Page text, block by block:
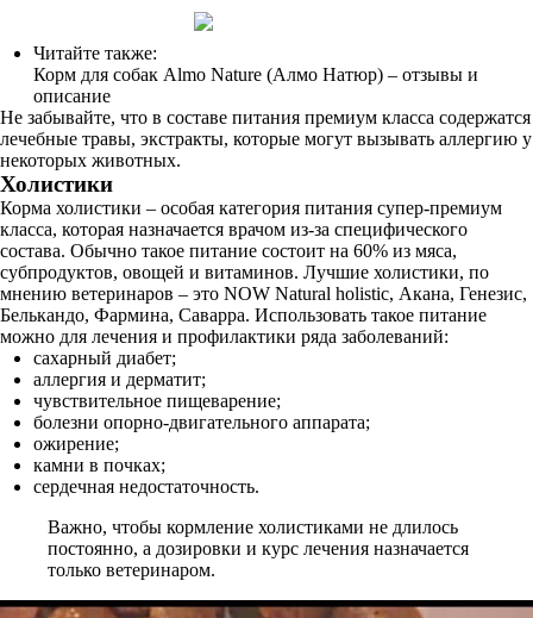
Читайте также:
Корм для собак Almo Nature (Алмо Натюр) – отзывы и
описание
Не забывайте, что в составе питания премиум класса содержатся
лечебные травы, экстракты, которые могут вызывать аллергию у
некоторых животных.
Холистики
Корма холистики – особая категория питания супер-премиум
класса, которая назначается врачом из-за специфического
состава. Обычно такое питание состоит на 60% из мяса,
субпродуктов, овощей и витаминов. Лучшие холистики, по
мнению ветеринаров – это NOW Natural holistic, Акана, Генезис,
Белькандо, Фармина, Саварра. Использовать такое питание
можно для лечения и профилактики ряда заболеваний:
сахарный диабет;
аллергия и дерматит;
чувствительное пищеварение;
болезни опорно-двигательного аппарата;
ожирение;
камни в почках;
сердечная недостаточность.
Важно, чтобы кормление холистиками не длилось
постоянно, а дозировки и курс лечения назначается
только ветеринаром.